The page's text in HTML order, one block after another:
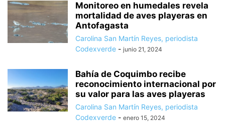
Monitoreo en humedales revela
mortalidad de aves playeras en
Antofagasta
Carolina San Martín Reyes, periodista
Codexverde - junio 21, 2024
Bahía de Coquimbo recibe
reconocimiento internacional por
su valor para las aves playeras
Carolina San Martín Reyes, periodista
Codexverde - enero 15, 2024